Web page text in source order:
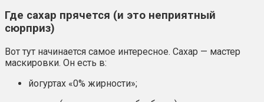
Где сахар прячется (и это неприятный
сюрприз)
Вот тут начинается самое интересное. Сахар — мастер
маскировки. Он есть в:
йогуртах «0% жирности»;